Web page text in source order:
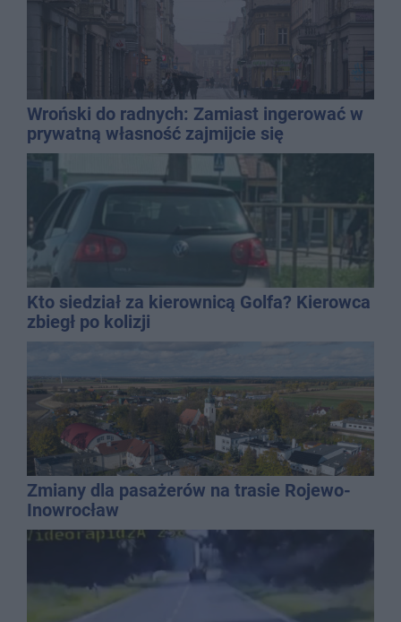
Wroński do radnych: Zamiast ingerować w
prywatną własność zajmijcie się
gospodarką
Kto siedział za kierownicą Golfa? Kierowca
zbiegł po kolizji
Zmiany dla pasażerów na trasie Rojewo-
Inowrocław